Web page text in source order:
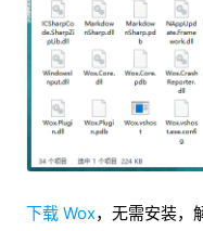
下载 Wox，无需安装，